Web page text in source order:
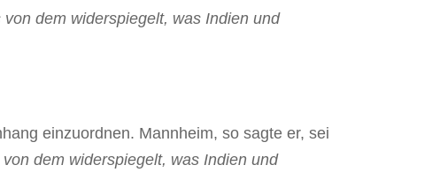
dem widerspiegelt, was Indien und
einzuordnen. Mannheim, so sagte er, sei
dem widerspiegelt, was Indien und